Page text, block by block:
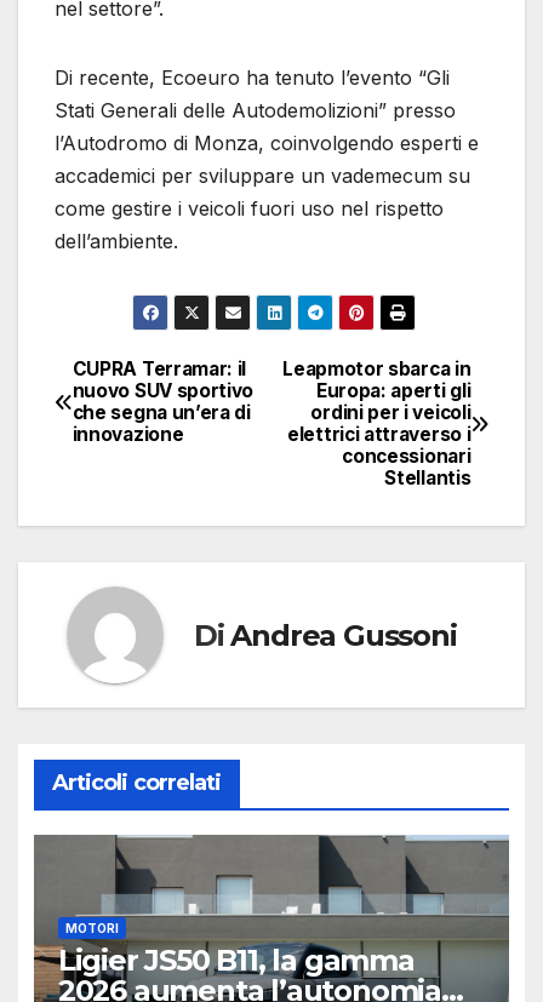
nel settore”.
Di recente, Ecoeuro ha tenuto l’evento “Gli
Stati Generali delle Autodemolizioni” presso
l’Autodromo di Monza, coinvolgendo esperti e
accademici per sviluppare un vademecum su
come gestire i veicoli fuori uso nel rispetto
dell’ambiente.
Navigazione
articoli
Leapmotor sbarca in
Europa: aperti gli
ordini per i veicoli
elettrici attraverso i
concessionari
Stellantis
CUPRA Terramar: il
nuovo SUV sportivo
che segna un’era di
innovazione
DiAndrea Gussoni
Articoli correlati
MOTORI
Ligier JS50 B11, la gamma
2026 aumenta l’autonomia